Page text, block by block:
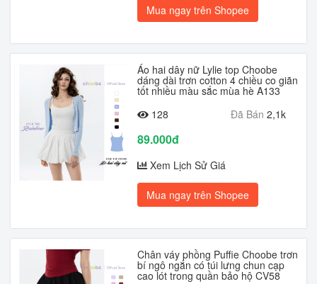
Mua ngay trên Shopee
Áo hai dây nữ Lylie top Choobe
dáng dài trơn cotton 4 chiều co giãn
tốt nhiều màu sắc mùa hè A133
128
Đã Bán 2,1k
89.000đ
Xem Lịch Sử Giá
Mua ngay trên Shopee
Chân váy phồng Puffie Choobe trơn
bí ngô ngắn có túi lưng chun cạp
cao lót trong quần bảo hộ CV58